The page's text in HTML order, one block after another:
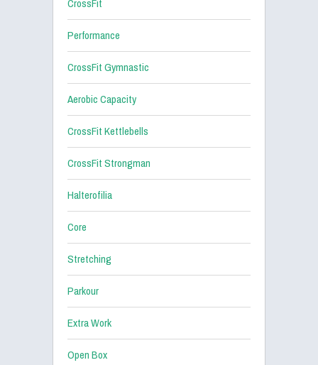
CrossFit
Performance
CrossFit Gymnastic
Aerobic Capacity
CrossFit Kettlebells
CrossFit Strongman
Halterofilia
Core
Stretching
Parkour
Extra Work
Open Box